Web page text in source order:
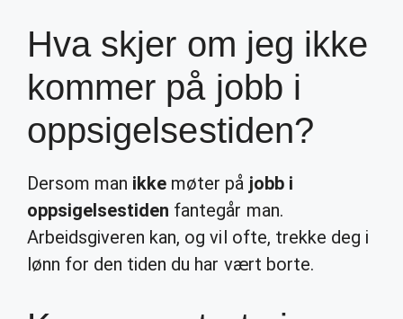
Hva skjer om jeg ikke
kommer på jobb i
oppsigelsestiden?
Dersom man ikke møter på jobb i
oppsigelsestiden fantegår man.
Arbeidsgiveren kan, og vil ofte, trekke deg i
lønn for den tiden du har vært borte.